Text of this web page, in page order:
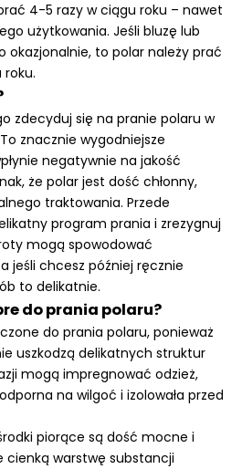
4-5 razy w ciągu roku – nawet
użytkowania. Jeśli bluzę lub
okazjonalnie, to polar należy prać
roku.
zdecyduj się na pranie polaru w
znacznie wygodniejsze
negatywnie na jakość
że polar jest dość chłonny,
traktowania. Przede
program prania i zrezygnuj
mogą spowodować
jeśli chcesz później ręcznie
to delikatnie.
do prania polaru?
do prania polaru, ponieważ
uszkodzą delikatnych struktur
mogą impregnować odzież,
na wilgoć i izolowała przed
piorące są dość mocne i
cienką warstwę substancji